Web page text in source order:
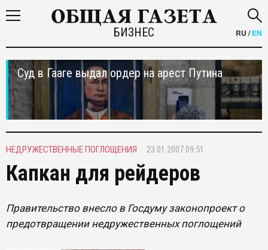
БИЗНЕС RU /EN
Суд в Гааге выдал ордер на арест Путина
НЕДРУЖЕСТВЕННЫЕ ПОГЛОЩЕНИЯ 23.01.2007 09:51
Капкан для рейдеров
Правительство внесло в Госдуму законопроект о
предотвращении недружественных поглощений